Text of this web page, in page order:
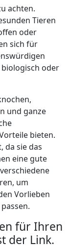
achten.
Tieren
oder
sich für
oder
und ganze
bieten.
da sie das
eine gute
um
Vorlieben
für Ihren
der Link.